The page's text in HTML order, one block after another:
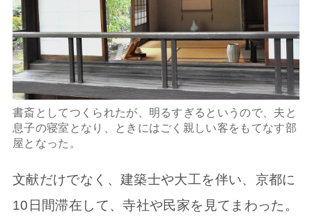
書斎としてつくられたが、明るすぎるというので、夫と
息子の寝室となり、ときにはごく親しい客をもてなす部
屋となった。
文献だけでなく、建築士や大工を伴い、京都に
10日間滞在して、寺社や民家を見てまわった。